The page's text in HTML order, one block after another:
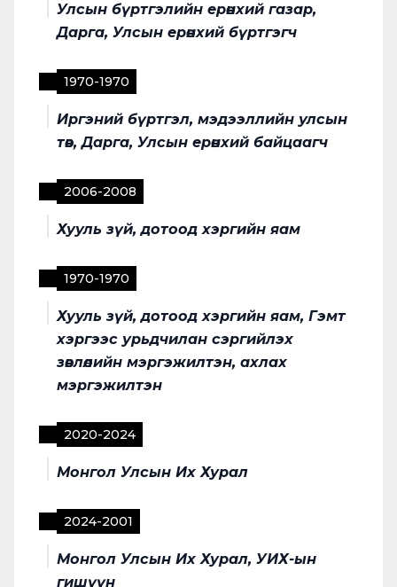
Улсын бүртгэлийн ерөнхий газар,
Дарга, Улсын ерөнхий бүртгэгч
1970-1970
Иргэний бүртгэл, мэдээллийн улсын
төв, Дарга, Улсын ерөнхий байцаагч
2006-2008
Хууль зүй, дотоод хэргийн яам
1970-1970
Хууль зүй, дотоод хэргийн яам, Гэмт
хэргээс урьдчилан сэргийлэх
зөвлөлийн мэргэжилтэн, ахлах
мэргэжилтэн
2020-2024
Монгол Улсын Их Хурал
2024-2001
Монгол Улсын Их Хурал, УИХ-ын
гишүүн